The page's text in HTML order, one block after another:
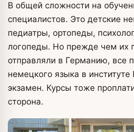
В общей сложности на
специалистов. Это детские
педиатры, ортопеды,
логопеды. Но прежде чем их
отправляли в Германию, все
немецкого языка в институте
экзамен. Курсы тоже
сторона.